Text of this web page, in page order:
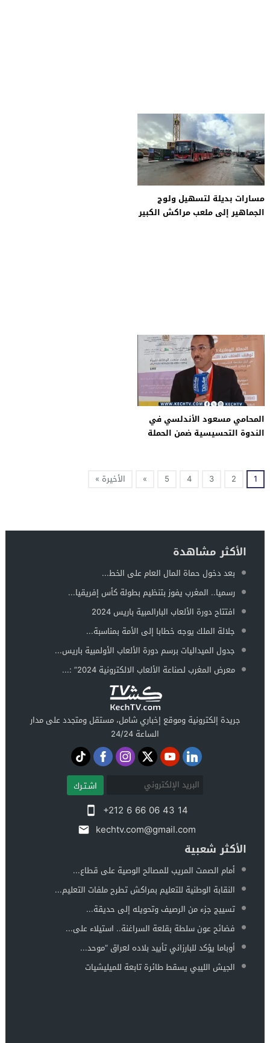
مسارات بديلة لتسهيل ولوج
الجماهير إلى ملعب مراكش الكبير
المحامي مسعود الأندلسي في
الندوة التحسيسية ضمن الحملة
1
2
3
4
5
» الأخيرة »
الأكثر مشاهدة
بعد دخول حماة المال العام على الخط...
رسميا.. المغرب يفوز بتنظيم بطولة كأس إفريقيا...
افتتاح دورة الألعاب البارالمبية باريس 2024
جلالة الملك يوجه خطابا إلى الأمة بمناسبة...
جدول الميداليات برسم دورة الألعاب الأولمبية باريس...
معرض المغرب لصناعة الألعاب الالكترونية 2024” :...
جريدة إلكترونية وموقع إخباري شامل، مستقل ومتجدد على مدار
الساعة 24/24
اشـتـرك
+212 6 66 06 43 14
kechtv.com@gmail.com
الأكثر شعبية
أمام الصمت المريب للمصالح الوصية على قطاع...
النقابة الوطنية للتعليم بمراكش تطرح ملفات التعليم...
تسييج جزء من الرصيف وتحويله إلى حديقة...
فضائح عون سلطة بقلعة السراغنة.. استيلاء على...
أوباما يؤكد للبارزاني تأييد بلاده لعراق “موحد...
الجيش الليبي يسقط طائرة تابعة للميليشيات